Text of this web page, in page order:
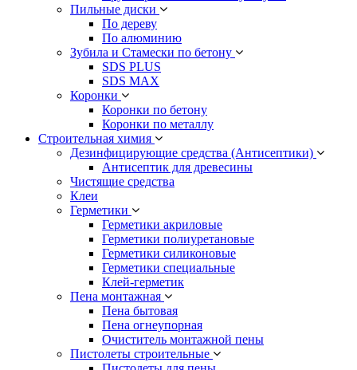
Пильные диски
По дереву
По алюминию
Зубила и Стамески по бетону
SDS PLUS
SDS MAX
Коронки
Коронки по бетону
Коронки по металлу
Строительная химия
Дезинфицирующие средства (Антисептики)
Антисептик для древесины
Чистящие средства
Клеи
Герметики
Герметики акриловые
Герметики полиуретановые
Герметики силиконовые
Герметики специальные
Клей-герметик
Пена монтажная
Пена бытовая
Пена огнеупорная
Очиститель монтажной пены
Пистолеты строительные